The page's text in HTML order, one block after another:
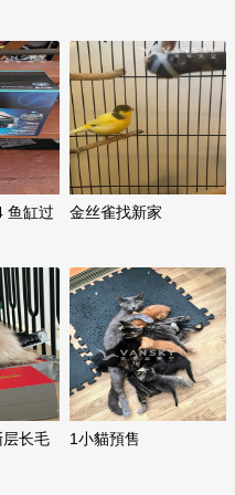
鱼缸过 金丝雀找新家
长毛 1小貓預售